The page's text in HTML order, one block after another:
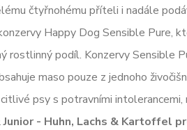
čtyřnohému příteli i nadále
Happy Dog Sensible Pure,
rostlinný podíl. Konzervy Sensible
maso pouze z jednoho
psy s potravními intolerancemi,
- Huhn, Lachs & Kartoffel